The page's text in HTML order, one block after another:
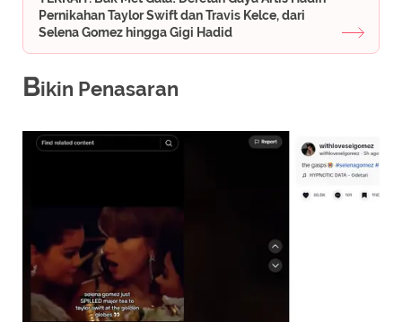
Pernikahan Taylor Swift dan Travis Kelce, dari
Selena Gomez hingga Gigi Hadid
Bikin Penasaran